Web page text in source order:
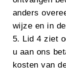
anders
wijze en in
5. Lid 4 ziet
u aan ons
kosten van